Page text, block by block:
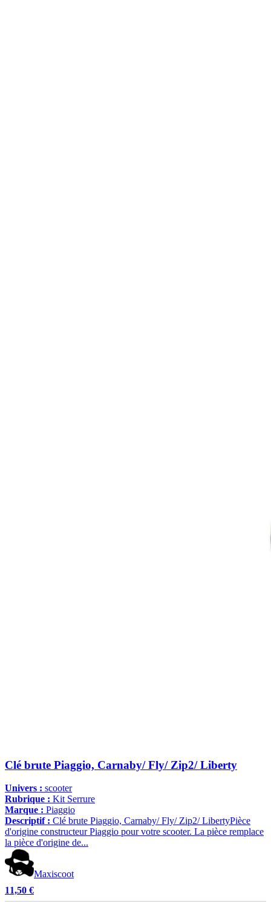
Clé brute Piaggio, Carnaby/ Fly/ Zip2/ Liberty
Univers : scooter
Rubrique : Kit Serrure
Marque : Piaggio
Descriptif : Clé brute Piaggio, Carnaby/ Fly/ Zip2/ LibertyPièce
d'origine constructeur Piaggio pour votre scooter. La pièce remplace
la pièce d'origine de...
Maxiscoot
11,50 €